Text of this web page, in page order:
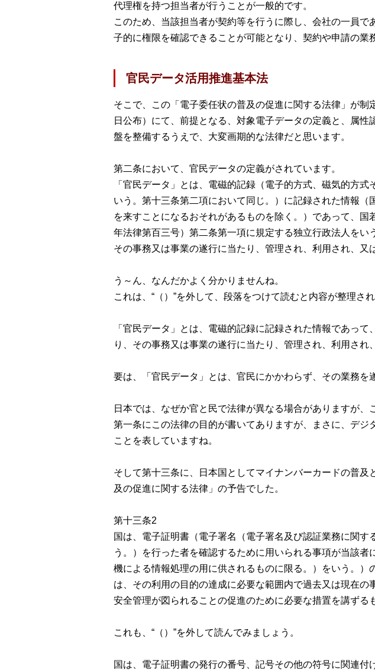
代理権を持つ担当者が行うことが一般的です。
このため、当該担当者が契約等を行うに際し、会社の一員
子的に権限を確認できることが可能となり、契約や申請の業
官民データ活用推進基本法
そこで、この「電子委任状の普及の促進に関する法律」が
日公布）にて、前提となる、対象電子データの定義と、属
盤を整備するうえで、大変画期的な法律だと思います。
第二条において、官民データの定義がされています。
「官民データ」とは、電磁的記録（電子的方式、磁気的方
いう。第十三条第二項において同じ。）に記録された情報
を来すことになるおそれがあるものを除く。）であって、
年法律第百三号）第二条第一項に規定する独立行政法人をい
その事務又は事業の遂行に当たり、管理され、利用され、又
う～ん、なんだかよく分かりませんね。
これは、“（）”を外して、段落をつけて読むと内容が整理さ
「官民データ」とは、電磁的記録に記録された情報であっ
り、その事務又は事業の遂行に当たり、管理され、利用され
要は、「官民データ」とは、官民にかかわらず、その業務を
日本では、なぜか官と民で法律が異なる場合がありますが
第一条にこの法律の目的が書いてありますが、まさに、デジ
ことを表していますね。
そして第十三条に、日本国としてマイナンバーカードの普
及の促進に関する法律」の予告でした。
第十三条2
国は、電子証明書（電子署名（電子署名及び認証業務に関
う。）を行った者を確認するために用いられる事項が当該
機による情報処理の用に供されるものに限る。）をいう。
は、その利用の目的の達成に必要な範囲内で過去又は現在
安全管理が図られることの促進のために必要な措置を講ずる
これも、“（）”を外して読んでみましょう。
国は、電子証明書の発行の番号、記号その他の符号に関連